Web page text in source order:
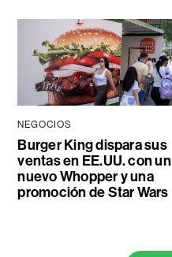
NEGOCIOS
Burger King dispara sus
ventas en EE.UU. con un
nuevo Whopper y una
promoción de Star Wars